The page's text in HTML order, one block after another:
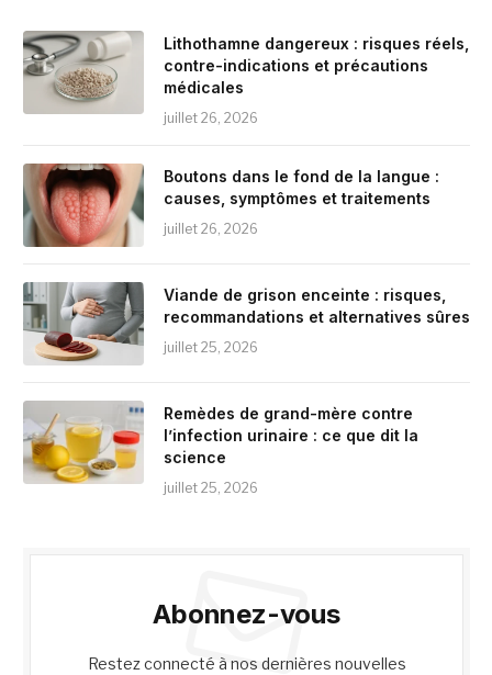
Lithothamne dangereux : risques réels,
contre-indications et précautions
médicales
juillet 26, 2026
Boutons dans le fond de la langue :
causes, symptômes et traitements
juillet 26, 2026
Viande de grison enceinte : risques,
recommandations et alternatives sûres
juillet 25, 2026
Remèdes de grand-mère contre
l’infection urinaire : ce que dit la
science
juillet 25, 2026
Abonnez-vous
Restez connecté à nos dernières nouvelles